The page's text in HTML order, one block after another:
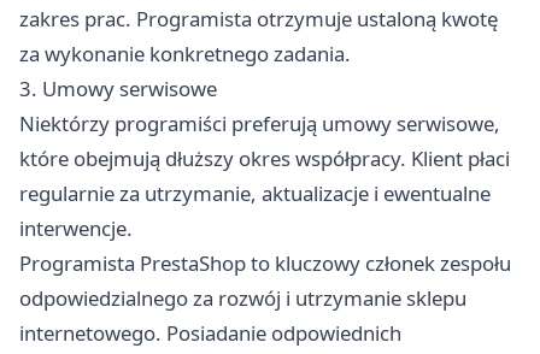
zakres prac. Programista otrzymuje ustaloną kwotę
za wykonanie konkretnego zadania.
3. Umowy serwisowe
Niektórzy programiści preferują umowy serwisowe,
które obejmują dłuższy okres współpracy. Klient płaci
regularnie za utrzymanie, aktualizacje i ewentualne
interwencje.
Programista PrestaShop to kluczowy członek zespołu
odpowiedzialnego za rozwój i utrzymanie sklepu
internetowego. Posiadanie odpowiednich